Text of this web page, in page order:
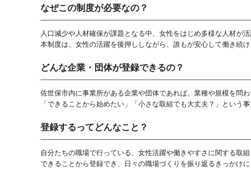
なぜこの制度が必要なの？
人口減少や人材確保が課題となる中、女性をはじめ多様な人材が
本制度は、女性の活躍を後押ししながら、誰もが安心して働き続
どんな企業・団体が登録できるの？
佐世保市内に事業所がある企業や団体であれば、業種や規模を問わ
「できることから始めたい」「小さな取組でも大丈夫？」という
登録するってどんなこと？
自分たちの職場で行っている、女性活躍や働きやすさに関する取
できることから登録でき、日々の職場づくりを振り返るきっかけに